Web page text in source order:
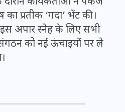
प्रतीक ‘गदा’ भेंट की।
इस अपार स्नेह के लिए सभी
को नई ऊंचाइयों पर ले